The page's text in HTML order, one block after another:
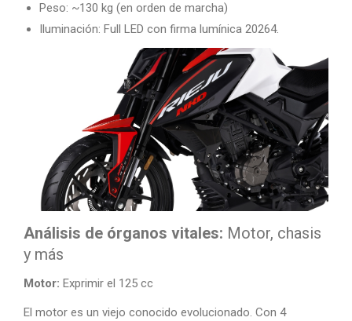
Peso: ~130 kg (en orden de marcha)
Iluminación: Full LED con firma lumínica 20264.
Análisis de órganos vitales: Motor, chasis
y más
Motor: Exprimir el 125 cc
El motor es un viejo conocido evolucionado. Con 4